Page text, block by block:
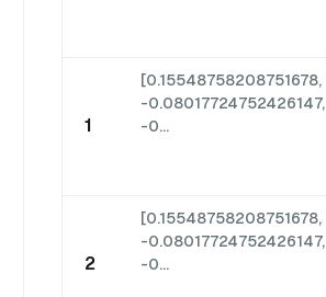
1
[0.15548758208751678,
-0.08017724752426147,
-0...
2
[0.15548758208751678,
-0.08017724752426147,
-0...